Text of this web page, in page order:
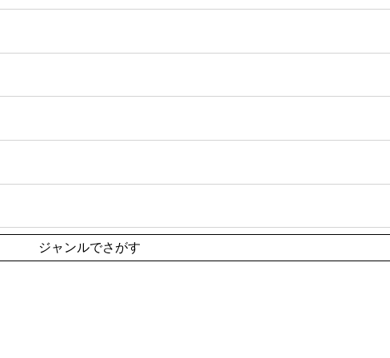
ジャンルでさがす